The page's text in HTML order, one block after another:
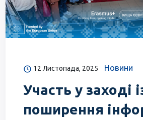
12 Листопада, 2025 Новини
Участь у заході
поширення